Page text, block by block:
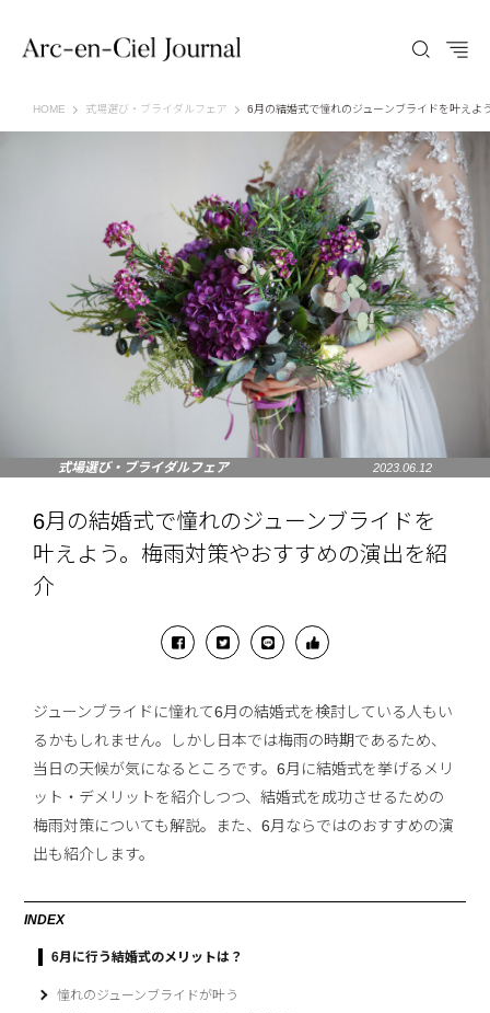
HOME Arc-en-Ciel Journal（アルカンシエル ジャーナル）
式場選び・ブライダルフェア 6月の結婚式で憧れのジューンブライドを叶えよ
式場選び・ブライダルフェア 2023.06.12
6月の結婚式で憧れのジューンブライドを
叶えよう。梅雨対策やおすすめの演出を紹
介
ジューンブライドに憧れて6月の結婚式を検討している人もい
るかもしれません。しかし日本では梅雨の時期であるため、
当日の天候が気になるところです。6月に結婚式を挙げるメリ
ット・デメリットを紹介しつつ、結婚式を成功させるための
梅雨対策についても解説。また、6月ならではのおすすめの演
出も紹介します。
INDEX
6月に行う結婚式のメリットは？
憧れのジューンブライドが叶う